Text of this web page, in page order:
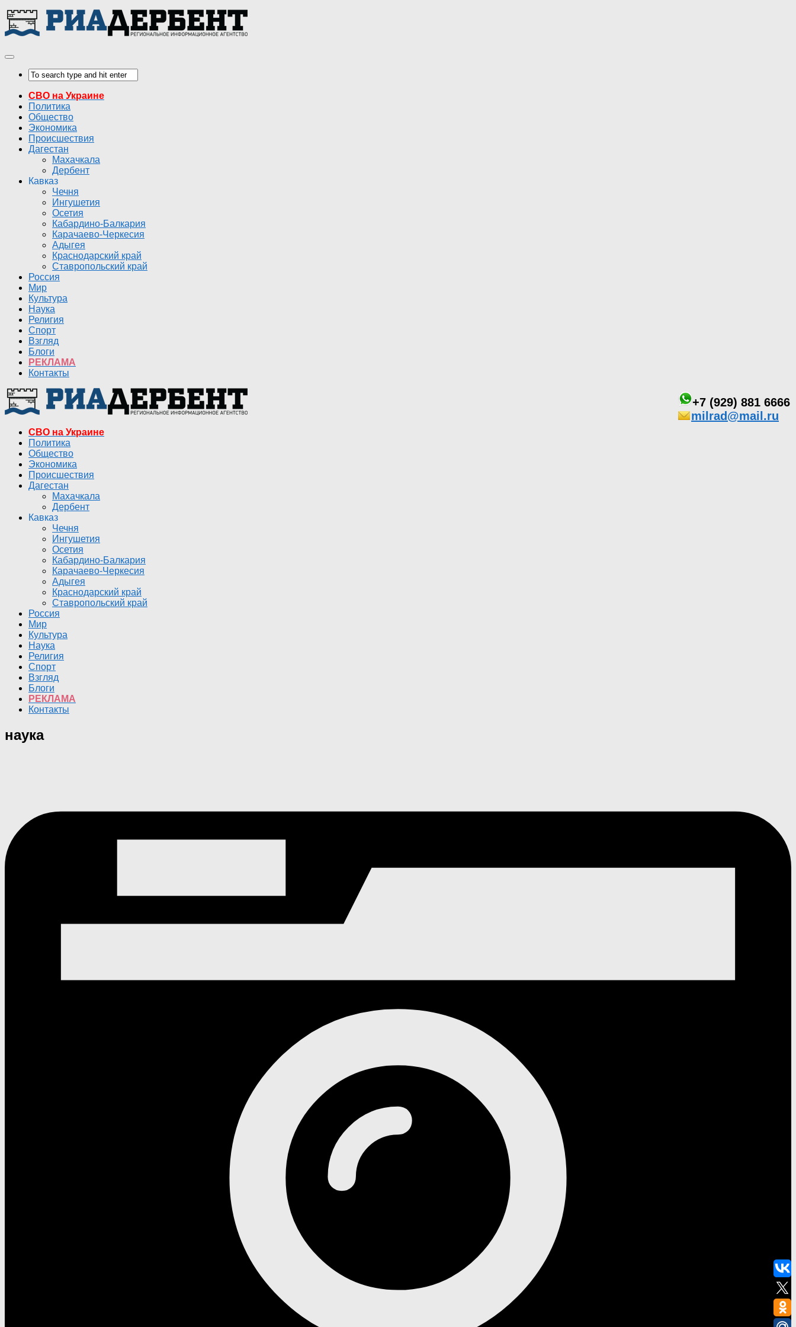
СВО на Украине
Политика
Общество
Экономика
Происшествия
Дагестан
Махачкала
Дербент
Кавказ
Чечня
Ингушетия
Осетия
Кабардино-Балкария
Карачаево-Черкесия
Адыгея
Краснодарский край
Ставропольский край
Россия
Мир
Культура
Наука
Религия
Спорт
Взгляд
Блоги
РЕКЛАМА
Контакты
+7 (929) 881 6666
milrad@mail.ru
СВО на Украине
Политика
Общество
Экономика
Происшествия
Дагестан
Махачкала
Дербент
Кавказ
Чечня
Ингушетия
Осетия
Кабардино-Балкария
Карачаево-Черкесия
Адыгея
Краснодарский край
Ставропольский край
Россия
Мир
Культура
Наука
Религия
Спорт
Взгляд
Блоги
РЕКЛАМА
Контакты
наука